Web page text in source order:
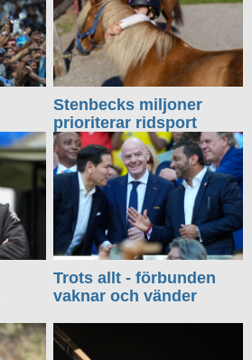
Stenbecks miljoner
prioriterar ridsport
Trots allt - förbunden
vaknar och vänder